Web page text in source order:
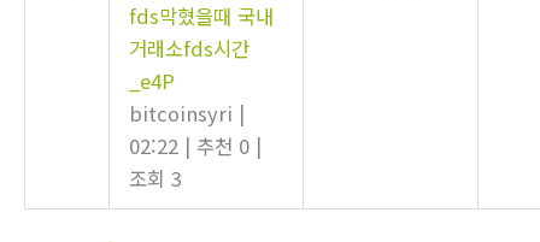
fds막혔을때 국내
거래소fds시간
_e4P
bitcoinsyri |
02:22 | 추천 0 |
조회 3